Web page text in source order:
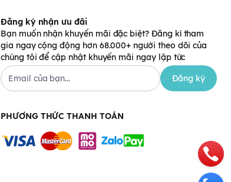
Đăng ký nhận ưu đãi
Bạn muốn nhận khuyến mãi đặc biệt? Đăng kí tham
gia ngay cộng động hơn 68.000+ người theo dõi của
chúng tôi để cập nhật khuyến mãi ngay lập tức
Đăng ký
PHƯƠNG THỨC THANH TOÁN